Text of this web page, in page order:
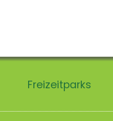
Freizeitparks